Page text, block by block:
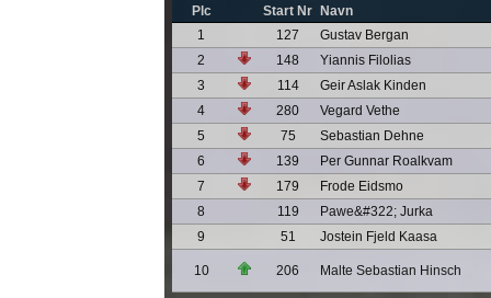
Plc Start Nr
Navn
1
127
Gustav Bergan
2
148
Yiannis Filolias
3
114
Geir Aslak Kinden
4
280
Vegard Vethe
5
75
Sebastian Dehne
6
139
Per Gunnar Roalkvam
7
179
Frode Eidsmo
8
119
Pawe&#322; Jurka
9
51 Jostein Fjeld Kaasa
10 206 Malte Sebastian Hinsch